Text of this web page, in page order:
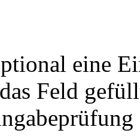
eine
Feld